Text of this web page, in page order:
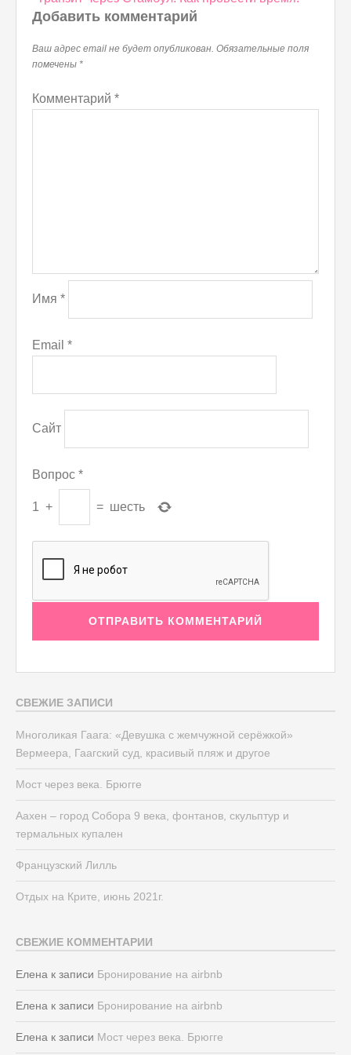
по
Добавить комментарий
Ваш адрес email не будет опубликован. Обязательные поля
помечены *
Комментарий *
Имя *
Email *
Сайт
Вопрос *
1 + = шесть
СВЕЖИЕ ЗАПИСИ
Многоликая Гаага: «Девушка с жемчужной серёжкой»
Вермеера, Гаагский суд, красивый пляж и другое
Мост через века. Брюгге
Аахен – город Собора 9 века, фонтанов, скульптур и
термальных купален
Французский Лилль
Отдых на Крите, июнь 2021г.
СВЕЖИЕ КОММЕНТАРИИ
Елена к записи Бронирование на airbnb
Елена к записи Бронирование на airbnb
Елена к записи Мост через века. Брюгге